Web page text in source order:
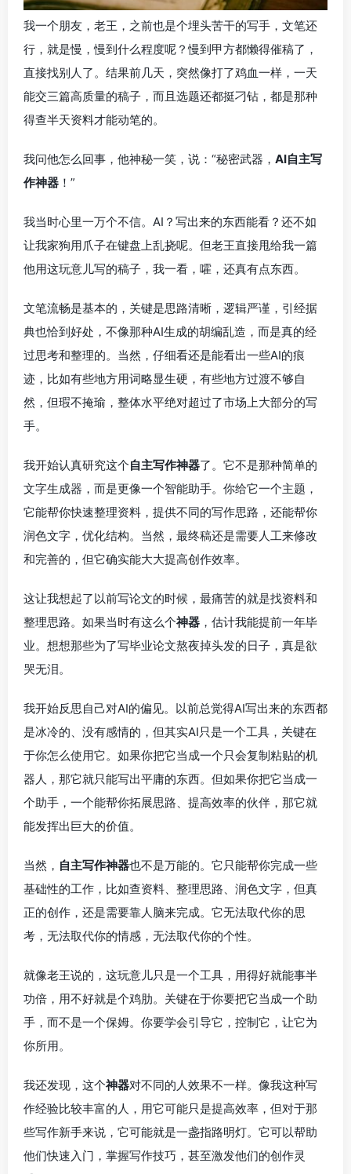
我一个朋友，老王，之前也是个埋头苦干的写手，文笔还
行，就是慢，慢到什么程度呢？慢到甲方都懒得催稿了，
直接找别人了。结果前几天，突然像打了鸡血一样，一天
能交三篇高质量的稿子，而且选题还都挺刁钻，都是那种
得查半天资料才能动笔的。
我问他怎么回事，他神秘一笑，说：“秘密武器， AI自主写
作神器 ！”
我当时心里一万个不信。AI？写出来的东西能看？还不如
让我家狗用爪子在键盘上乱挠呢。但老王直接甩给我一篇
他用这玩意儿写的稿子，我一看，嚯，还真有点东西。
文笔流畅是基本的，关键是思路清晰，逻辑严谨，引经据
典也恰到好处，不像那种AI生成的胡编乱造，而是真的经
过思考和整理的。当然，仔细看还是能看出一些AI的痕
迹，比如有些地方用词略显生硬，有些地方过渡不够自
然，但瑕不掩瑜，整体水平绝对超过了市场上大部分的写
手。
我开始认真研究这个自主写作神器了。它不是那种简单的
文字生成器，而是更像一个智能助手。你给它一个主题，
它能帮你快速整理资料，提供不同的写作思路，还能帮你
润色文字，优化结构。当然，最终稿还是需要人工来修改
和完善的，但它确实能大大提高创作效率。
这让我想起了以前写论文的时候，最痛苦的就是找资料和
整理思路。如果当时有这么个神器 ，估计我能提前一年毕
业。想想那些为了写毕业论文熬夜掉头发的日子，真是欲
哭无泪。
我开始反思自己对AI的偏见。以前总觉得AI写出来的东西都
是冰冷的、没有感情的，但其实AI只是一个工具，关键在
于你怎么使用它。如果你把它当成一个只会复制粘贴的机
器人，那它就只能写出平庸的东西。但如果你把它当成一
个助手，一个能帮你拓展思路、提高效率的伙伴，那它就
能发挥出巨大的价值。
当然， 自主写作神器也不是万能的。它只能帮你完成一些
基础性的工作，比如查资料、整理思路、润色文字，但真
正的创作，还是需要靠人脑来完成。它无法取代你的思
考，无法取代你的情感，无法取代你的个性。
就像老王说的，这玩意儿只是一个工具，用得好就能事半
功倍，用不好就是个鸡肋。关键在于你要把它当成一个助
手，而不是一个保姆。你要学会引导它，控制它，让它为
你所用。
我还发现，这个神器对不同的人效果不一样。像我这种写
作经验比较丰富的人，用它可能只是提高效率，但对于那
些写作新手来说，它可能就是一盏指路明灯。它可以帮助
他们快速入门，掌握写作技巧，甚至激发他们的创作灵